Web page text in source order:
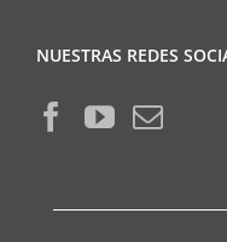
NUESTRAS REDES